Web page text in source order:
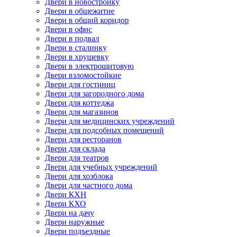
Двери в новостройку
Двери в общежитие
Двери в общий коридор
Двери в офис
Двери в подвал
Двери в сталинку
Двери в хрущевку
Двери в электрощитовую
Двери взломостойкие
Двери для гостиниц
Двери для загородного дома
Двери для коттеджа
Двери для магазинов
Двери для медицинских учреждений
Двери для подсобных помещений
Двери для ресторанов
Двери для склада
Двери для театров
Двери для учебных учреждений
Двери для хозблока
Двери для частного дома
Двери КХН
Двери КХО
Двери на дачу
Двери наружные
Двери подъездные